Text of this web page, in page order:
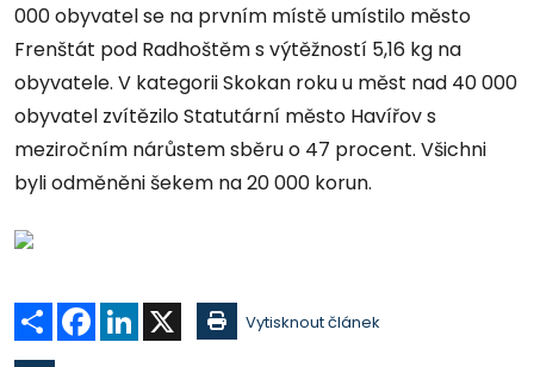
000 obyvatel se na prvním místě umístilo město
Frenštát pod Radhoštěm s výtěžností 5,16 kg na
obyvatele. V kategorii Skokan roku u měst nad 40 000
obyvatel zvítězilo Statutární město Havířov s
meziročním nárůstem sběru o 47 procent. Všichni
byli odměněni šekem na 20 000 korun.
Sdílet Facebook
LinkedIn Vytisknout článek